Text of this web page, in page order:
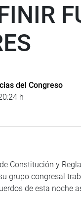
del Congreso
h
Constitución y
grupo congresal
de esta noche